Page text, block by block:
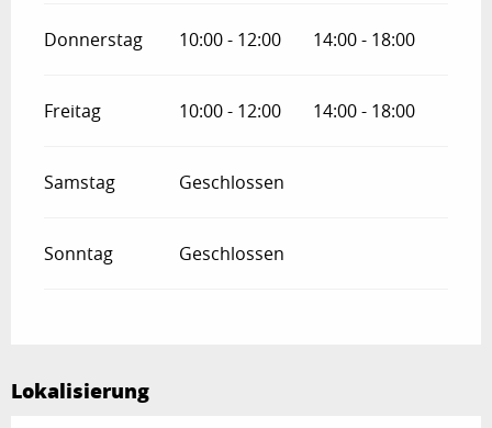
Donnerstag 10:00 - 12:00 14:00 - 18:00
Freitag 10:00 - 12:00 14:00 - 18:00
Samstag Geschlossen
Sonntag Geschlossen
Lokalisierung